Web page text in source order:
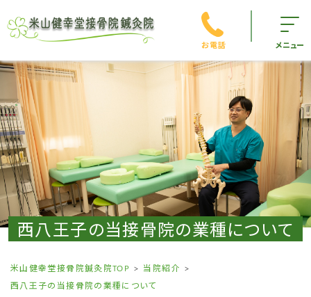
お電話 メニュー
西八王子の当接骨院の業種について
米山健幸堂接骨院鍼灸院TOP
当院紹介
西八王子の当接骨院の業種について